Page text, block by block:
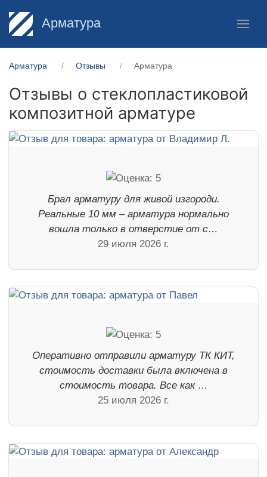
Арматура
Арматура Отзывы Арматура
Отзывы о стеклопластиковой
композитной арматуре
Брал арматуру для живой изгороди.
Реальные 10 мм – арматура нормально
вошла только в отверстие от с…
29 июля 2026 г.
Оперативно отправили арматуру ТК КИТ,
стоимость доставки была включена в
стоимость товара. Все как …
25 июля 2026 г.